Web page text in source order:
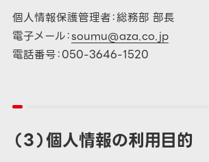
個人情報保護管理者：総務部 部長
電子メール：soumu@aza.co.jp
電話番号：050-3646-1520
（３）個人情報の利用目的